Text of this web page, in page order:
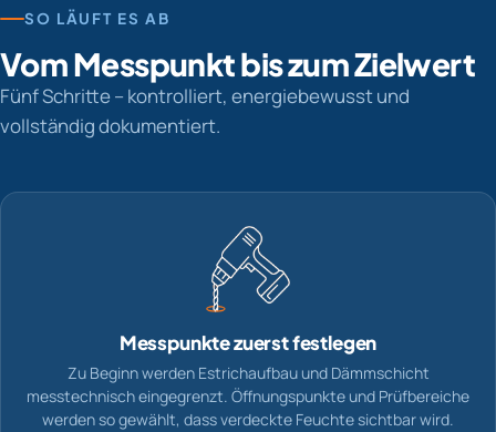
SO LÄUFT ES AB
Vom Messpunkt bis zum Zielwert
Fünf Schritte – kontrolliert, energiebewusst und
vollständig dokumentiert.
Messpunkte zuerst festlegen
Zu Beginn werden Estrichaufbau und Dämmschicht
messtechnisch eingegrenzt. Öffnungspunkte und Prüfbereiche
werden so gewählt, dass verdeckte Feuchte sichtbar wird.